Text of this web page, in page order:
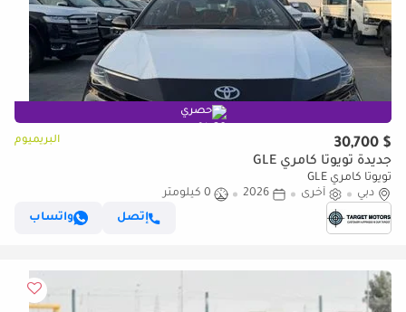
حصري
$ 30,700 البريميوم
جديدة تويوتا كامري GLE
تويوتا كامري GLE
دبي
أخرى 2026
0 كيلومتر
إتصل
واتساب